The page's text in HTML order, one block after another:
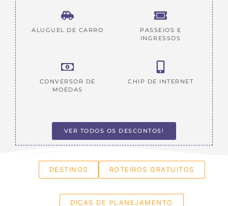
ALUGUEL DE CARRO
PASSEIOS E
INGRESSOS
CONVERSOR DE
MOEDAS
CHIP DE INTERNET
VER TODOS OS DESCONTOS!
DESTINOS ROTEIROS GRATUITOS
DICAS DE PLANEJAMENTO